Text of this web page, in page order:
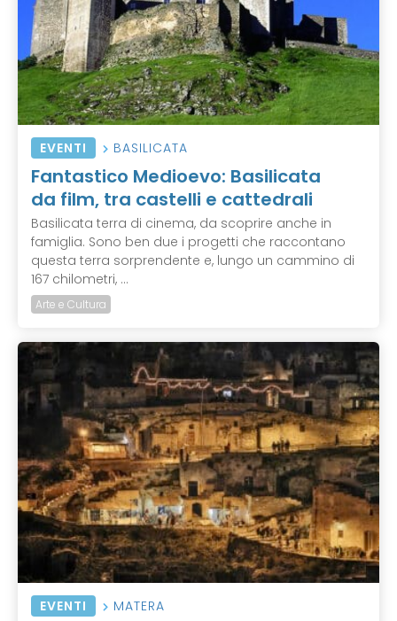
EVENTI BASILICATA
Fantastico Medioevo: Basilicata
da film, tra castelli e cattedrali
Basilicata terra di cinema, da scoprire anche in
famiglia. Sono ben due i progetti che raccontano
questa terra sorprendente e, lungo un cammino di
167 chilometri, ...
Arte e Cultura
EVENTI MATERA